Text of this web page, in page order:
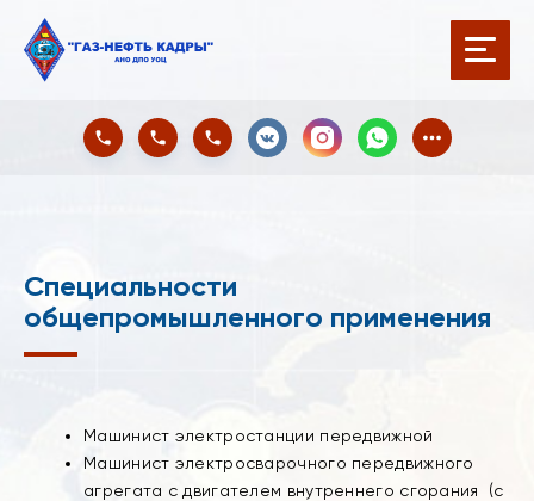
Специальности
общепромышленного применения
Машинист электростанции передвижной
Машинист электросварочного передвижного
агрегата с двигателем внутреннего сгорания (с